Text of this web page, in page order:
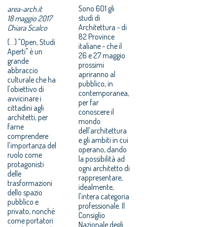
area-arch.it
18 maggio 2017
Chiara Scalco
(...) "Open, Studi
Aperti" è un
grande
abbraccio
culturale che ha
l'obiettivo di
avvicinare i
cittadini agli
architetti, per
farne
comprendere
l'importanza del
ruolo come
protagonisti
delle
trasformazioni
dello spazio
pubblico e
privato, nonché
come portatori
Sono 601 gli
studi di
Architettura - di
82 Province
italiane - che il
26 e 27 maggio
prossimi
apriranno al
pubblico, in
contemporanea,
per far
conoscere il
mondo
dell'architettura
e gli ambiti in cui
operano, dando
la possibilità ad
ogni architetto di
rappresentare,
idealmente,
l'intera categoria
professionale. Il
Consiglio
Nazionale degli